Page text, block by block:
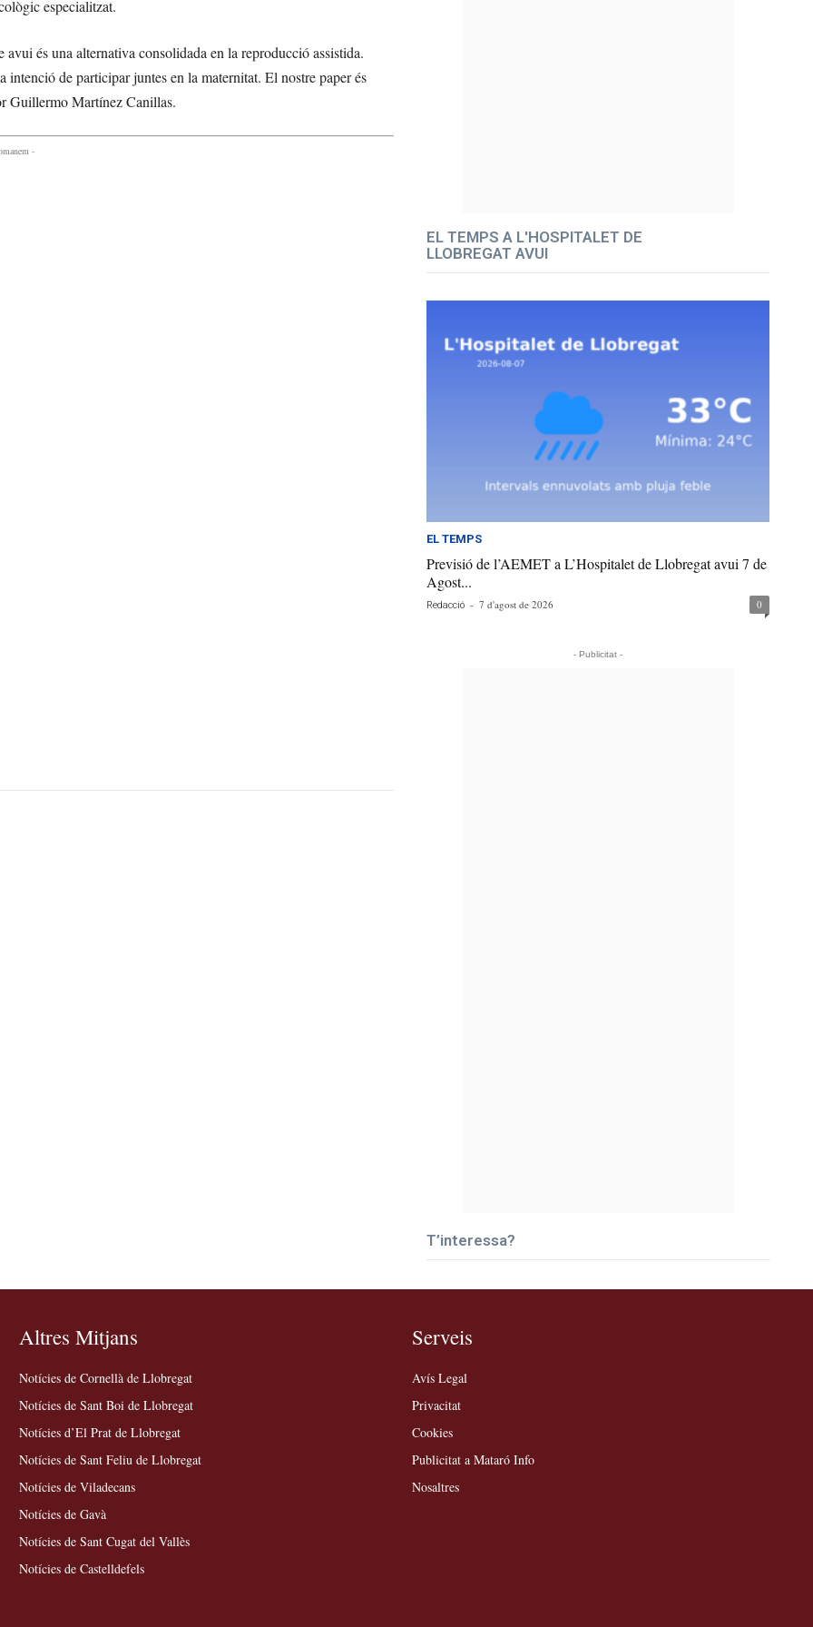
especialitzat.
és una alternativa consolidada en la reproducció assistida.
intenció de participar juntes en la maternitat. El nostre paper és
Guillermo Martínez Canillas.
-
EL TEMPS A L'HOSPITALET DE
LLOBREGAT AVUI
EL TEMPS
Previsió de l’AEMET a L’Hospitalet de Llobregat avui 7 de
Agost...
Redacció - 7 d'agost de 2026 0
- Publicitat -
T’interessa?
Altres Mitjans
Notícies de Cornellà de Llobregat
Notícies de Sant Boi de Llobregat
Notícies d’El Prat de Llobregat
Notícies de Sant Feliu de Llobregat
Notícies de Viladecans
Notícies de Gavà
Notícies de Sant Cugat del Vallès
Notícies de Castelldefels
Serveis
Avís Legal
Privacitat
Cookies
Publicitat a Mataró Info
Nosaltres